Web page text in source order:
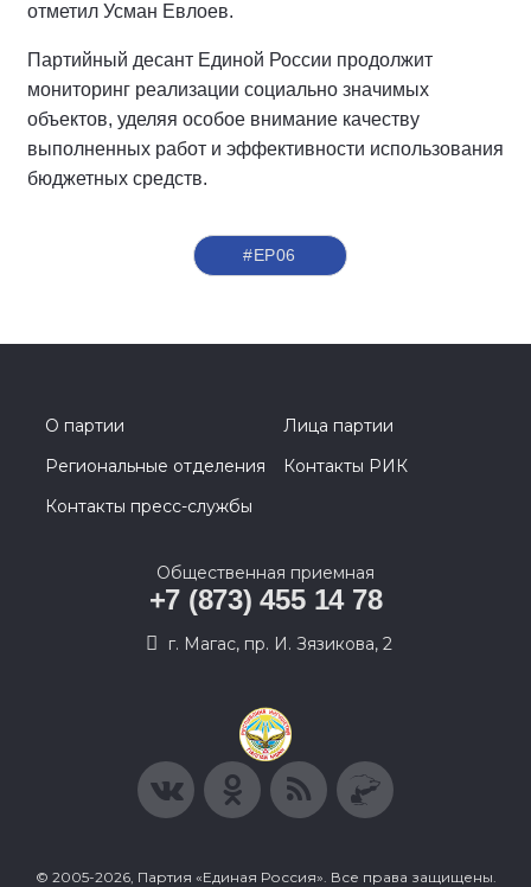
отметил Усман Евлоев.
Партийный десант Единой России продолжит
мониторинг реализации социально значимых
объектов, уделяя особое внимание качеству
выполненных работ и эффективности использования
бюджетных средств.
#ЕР06
О партии
Лица партии
Региональные отделения
Контакты РИК
Контакты пресс-службы
Общественная приемная
+7 (873) 455 14 78
г. Магас, пр. И. Зязикова, 2
© 2005-2026, Партия «Единая Россия». Все права защищены.